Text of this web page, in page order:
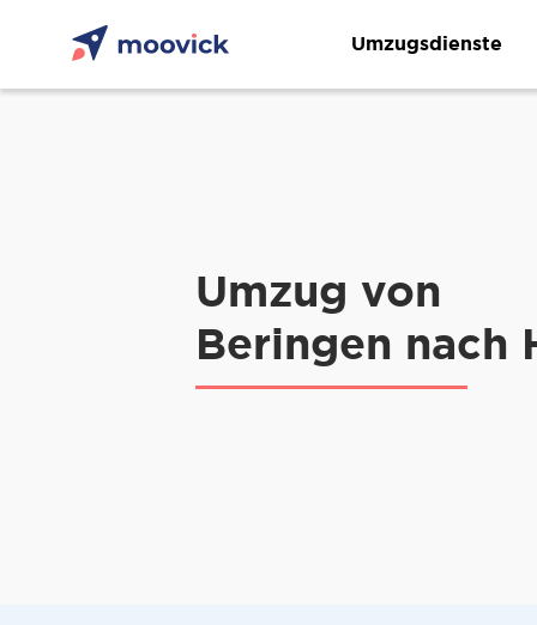
Umzugsdienste
Umzug von
Beringen nach